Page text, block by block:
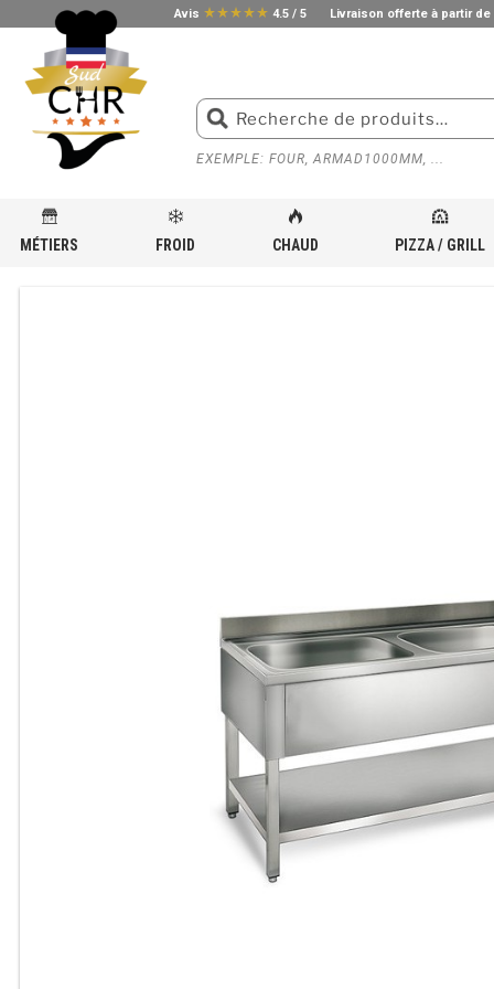
Avis star_ratestar_ratestar_ratestar_ratestar_rate 4.5 / 5 Livraison offerte à partir de
EXEMPLE: FOUR, ARMAD1000MM, ...
MÉTIERS FROID CHAUD PIZZA / GRILL
ACCUEIL »BOUTIQUE ÉQUIPEMENT INOX POUR CUISINE PROFESSIONNELLE »TABLE DE